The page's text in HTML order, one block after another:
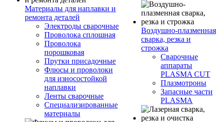
Материалы для наплавки и
ремонта деталей
Электроды сварочные
Проволока сплошная
Проволока
порошковая
Прутки присадочные
Флюсы и проволоки
для износостойкой
наплавки
Ленты сварочные
Специализированные
материалы
Воздушно-плазменная
сварка, резка и
строжка
Сварочные
аппараты
PLASMA CUT
Плазмотроны
Запасные части
PLASMA